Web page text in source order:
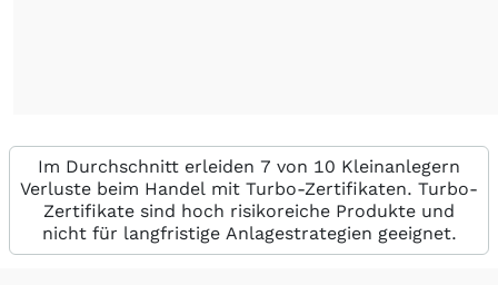
Im Durchschnitt erleiden 7 von 10 Kleinanlegern
Verluste beim Handel mit Turbo-Zertifikaten. Turbo-
Zertifikate sind hoch risikoreiche Produkte und
nicht für langfristige Anlagestrategien geeignet.